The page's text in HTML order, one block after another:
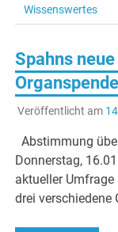
Wissenswertes
Spahns
Veröffentlicht am
Abstimmung
Donnerstag,
aktueller Umfrage
drei verschiedene